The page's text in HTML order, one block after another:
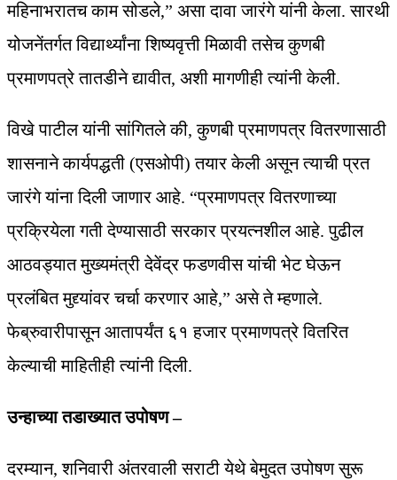
महिनाभरातच काम सोडले,” असा दावा जारंगे यांनी केला. सारथी
योजनेंतर्गत विद्यार्थ्यांना शिष्यवृत्ती मिळावी तसेच कुणबी
प्रमाणपत्रे तातडीने द्यावीत, अशी मागणीही त्यांनी केली.
विखे पाटील यांनी सांगितले की, कुणबी प्रमाणपत्र वितरणासाठी
शासनाने कार्यपद्धती (एसओपी) तयार केली असून त्याची प्रत
जारंगे यांना दिली जाणार आहे. “प्रमाणपत्र वितरणाच्या
प्रक्रियेला गती देण्यासाठी सरकार प्रयत्नशील आहे. पुढील
आठवड्यात मुख्यमंत्री देवेंद्र फडणवीस यांची भेट घेऊन
प्रलंबित मुद्द्यांवर चर्चा करणार आहे,” असे ते म्हणाले.
फेब्रुवारीपासून आतापर्यंत ६१ हजार प्रमाणपत्रे वितरित
केल्याची माहितीही त्यांनी दिली.
उन्हाच्या तडाख्यात उपोषण –
दरम्यान, शनिवारी अंतरवाली सराटी येथे बेमुदत उपोषण सुरू